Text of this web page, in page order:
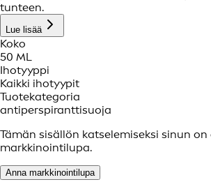
tunteen.
Lue lisää
Koko
50 ML
Ihotyyppi
Kaikki ihotyypit
Tuotekategoria
antiperspiranttisuoja
Tämän sisällön katselemiseksi sinun
markkinointilupa.
Anna markkinointilupa